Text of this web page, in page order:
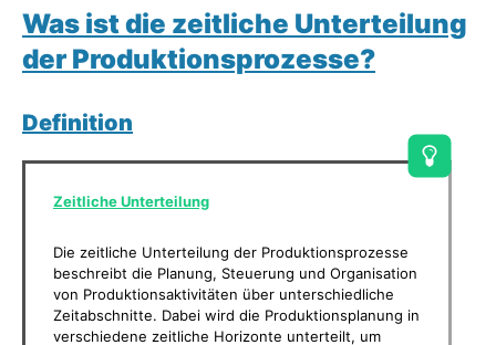
Was ist die zeitliche Unterteilung
der Produktionsprozesse?
Definition
Zeitliche Unterteilung
Die zeitliche Unterteilung der Produktionsprozesse
beschreibt die Planung, Steuerung und Organisation
von Produktionsaktivitäten über unterschiedliche
Zeitabschnitte. Dabei wird die Produktionsplanung in
verschiedene zeitliche Horizonte unterteilt, um